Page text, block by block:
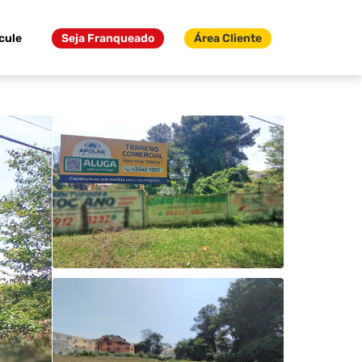
Seja Franqueado Área Cliente